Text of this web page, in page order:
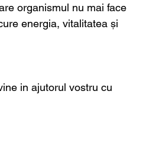
organismul nu mai face
energia, vitalitatea și
in ajutorul vostru cu